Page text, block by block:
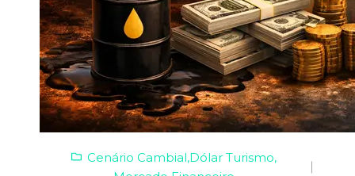
Cenário Cambial,Dólar Turismo,